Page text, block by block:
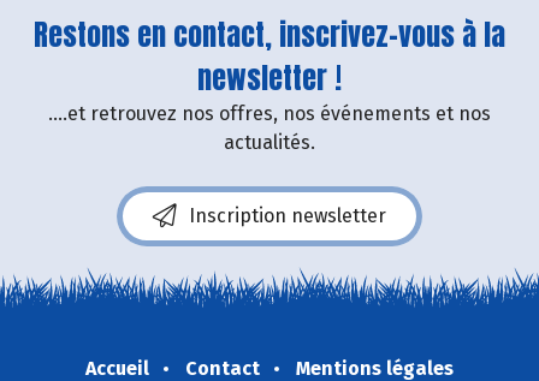
Restons en contact, inscrivez-vous à la
newsletter !
....et retrouvez nos offres, nos événements et nos
actualités.
Inscription newsletter
Accueil Contact
Mentions légales